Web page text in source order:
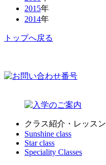
2015年
2014年
トップへ戻る
クラス紹介・レッスン
Sunshine class
Star class
Speciality Classes